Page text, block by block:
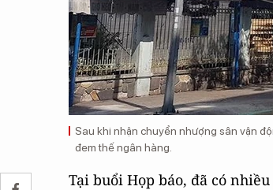
Sau khi nhận chuyển nhượng sân vận
đem thế ngân hàng.
Tại buổi Họp báo, đã có